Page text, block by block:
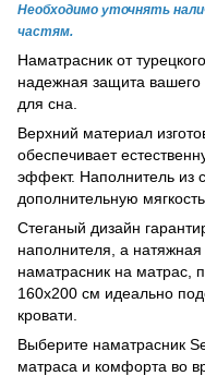
Необходимо уточнять
частям.
Наматрасник от
надежная защита
для сна.
Верхний материал
обеспечивает
эффект. Наполнитель из
дополнительную
Стеганый дизайн
наполнителя, а
наматрасник на матрас,
160х200 см идеально
кровати.
Выберите наматрасник
матраса и комфорта во